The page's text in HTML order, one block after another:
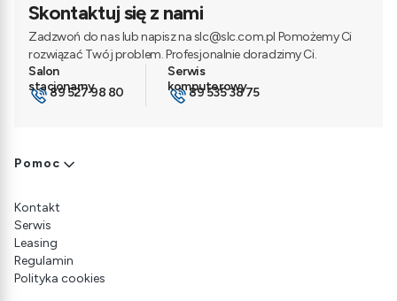
Skontaktuj się z nami
Zadzwoń do nas lub napisz na slc@slc.com.pl Pomożemy Ci
rozwiązać Twój problem. Profesjonalnie doradzimy Ci.
89 527 98 80 89 535 38 75
Linki w stopce
Pomoc
Kontakt
Serwis
Leasing
Regulamin
Polityka cookies